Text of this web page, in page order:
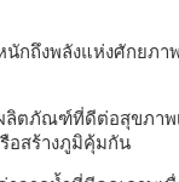
ถึงพลังแห่งศักยภา
ผลิตภัณฑ์ที่ดีต่อสุขภ
อสร้างภูมิคุ้มกัน